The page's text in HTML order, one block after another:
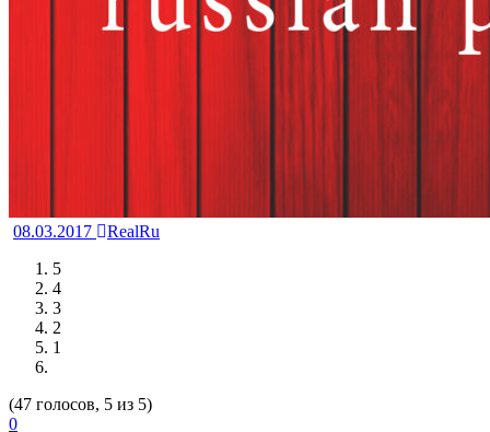
08.03.2017
RealRu
5
4
3
2
1
(47 голосов, 5 из 5)
0